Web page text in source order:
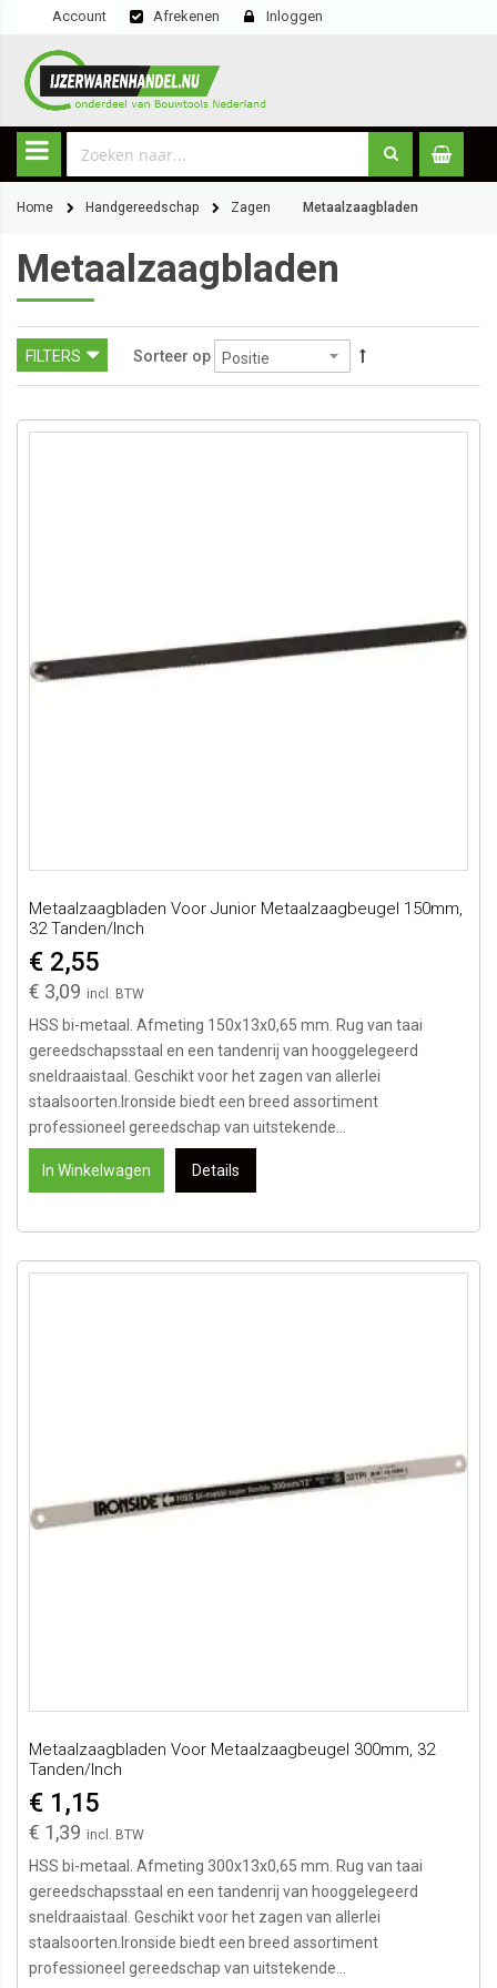
Account Afrekenen Inloggen
Home Handgereedschap Zagen Metaalzaagbladen
Metaalzaagbladen
FILTERS Sorteer op
Metaalzaagbladen Voor Junior Metaalzaagbeugel 150mm,
32 Tanden/inch
€ 3,09
€ 2,55
HSS bi-metaal. Afmeting 150x13x0,65 mm. Rug van taai
gereedschapsstaal en een tandenrij van hooggelegeerd
sneldraaistaal. Geschikt voor het zagen van allerlei
staalsoorten.Ironside biedt een breed assortiment
professioneel gereedschap van uitstekende...
In Winkelwagen Details
Metaalzaagbladen Voor Metaalzaagbeugel 300mm, 32
Tanden/inch
€ 1,39
€ 1,15
HSS bi-metaal. Afmeting 300x13x0,65 mm. Rug van taai
gereedschapsstaal en een tandenrij van hooggelegeerd
sneldraaistaal. Geschikt voor het zagen van allerlei
staalsoorten.Ironside biedt een breed assortiment
professioneel gereedschap van uitstekende...